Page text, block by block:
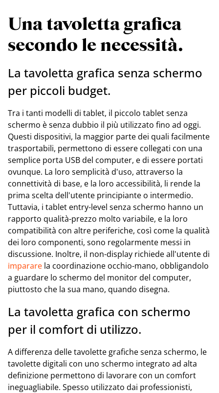
Una tavoletta grafica
secondo le necessità.
La tavoletta grafica senza schermo
per piccoli budget.
Tra i tanti modelli di tablet, il piccolo tablet senza
schermo è senza dubbio il più utilizzato fino ad oggi.
Questi dispositivi, la maggior parte dei quali facilmente
trasportabili, permettono di essere collegati con una
semplice porta USB del computer, e di essere portati
ovunque. La loro semplicità d'uso, attraverso la
connettività di base, e la loro accessibilità, li rende la
prima scelta dell'utente principiante o intermedio.
Tuttavia, i tablet entry-level senza schermo hanno un
rapporto qualità-prezzo molto variabile, e la loro
compatibilità con altre periferiche, così come la qualità
dei loro componenti, sono regolarmente messi in
discussione. Inoltre, il non-display richiede all'utente di
imparare la coordinazione occhio-mano, obbligandolo
a guardare lo schermo del monitor del computer,
piuttosto che la sua mano, quando disegna.
La tavoletta grafica con schermo
per il comfort di utilizzo.
A differenza delle tavolette grafiche senza schermo, le
tavolette digitali con uno schermo integrato ad alta
definizione permettono di lavorare con un comfort
ineguagliabile. Spesso utilizzato dai professionisti,